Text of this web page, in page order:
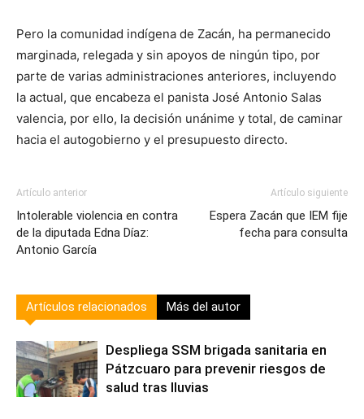
Pero la comunidad indígena de Zacán, ha permanecido
marginada, relegada y sin apoyos de ningún tipo, por
parte de varias administraciones anteriores, incluyendo
la actual, que encabeza el panista José Antonio Salas
valencia, por ello, la decisión unánime y total, de caminar
hacia el autogobierno y el presupuesto directo.
Artículo anterior
Intolerable violencia en contra
de la diputada Edna Díaz:
Antonio García
Artículo siguiente
Espera Zacán que IEM fije
fecha para consulta
Artículos relacionados Más del autor
Despliega SSM brigada sanitaria en
Pátzcuaro para prevenir riesgos de
salud tras lluvias